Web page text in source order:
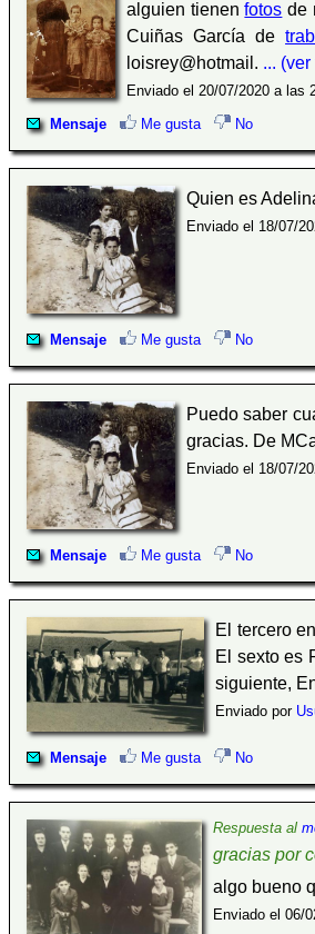
alguien tienenfotos de
Cuiñas García de
loisrey@hotmail. ...
Enviado el 20/07/2020 a las
Mensaje
Me gusta No
Quien es
Enviado el 18/07/
Mensaje Me gusta No
Puedo saber
gracias. De
Enviado el 18/07/
Mensaje Me gusta No
El tercero
El sexto es
siguiente,
Enviado por
Mensaje Me gusta No
Respuesta al
gracias por
algo bueno
Enviado el 06/